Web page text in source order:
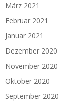
März 2021
Februar 2021
Januar 2021
Dezember 2020
November 2020
Oktober 2020
September 2020